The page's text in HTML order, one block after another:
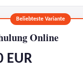
Beliebteste Variante
Online
EUR